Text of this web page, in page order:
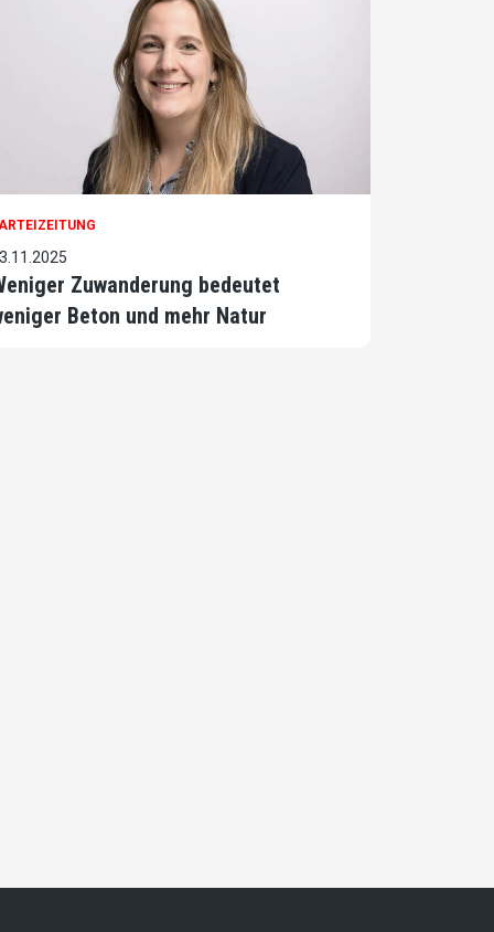
Zuwanderung bedeutet
Beton und mehr Natur